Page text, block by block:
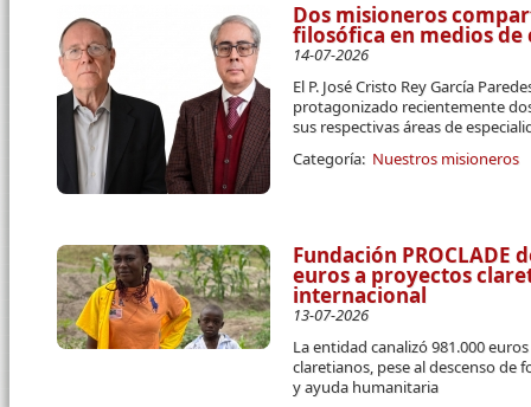
Dos misioneros
filosófica en medios
14-07-2026
El P. José Cristo Rey García
protagonizado recientemente
sus respectivas áreas de
Categoría: Nuestros misioneros
Fundación PROCLADE
euros a proyectos
internacional
13-07-2026
La entidad canalizó 981.000
claretianos, pese al descenso
y ayuda humanitaria